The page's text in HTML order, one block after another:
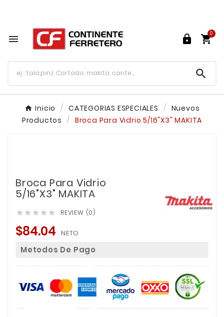
  
0

Inicio CATEGORIAS ESPECIALES
Nuevos
Productos
Broca Para Vidrio 5/16"X3" MAKITA
Broca Para Vidrio
5/16"X3" MAKITA
     REVIEW (0)
$84.04 NETO
Metodos De Pago